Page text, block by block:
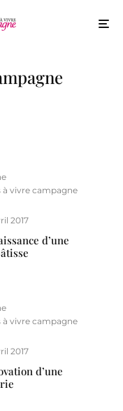
à vivre campagne
2017
d’une
à vivre campagne
2017
d’une